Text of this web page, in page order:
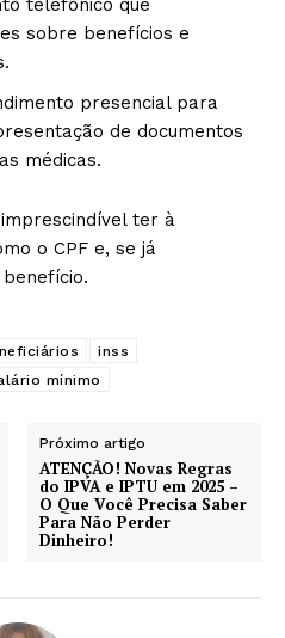
telefônico que
sobre benefícios e
presencial para
de documentos
médicas.
ter à
o CPF e, se já
inss
mínimo
Próximo artigo
ATENÇÃO! Novas Regras
do IPVA e IPTU em 2025 –
O Que Você Precisa Saber
Para Não Perder
Dinheiro!